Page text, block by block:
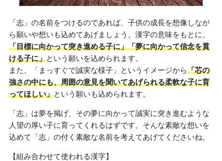
「志」の名前をつけるのであれば、子供の成長を想像しなが
ら願いや想いも込めてあげましょう。漢字の意味をもとに、
「目標に向かって突き進める子に」「夢に向かって信念を貫
ける子に」という願いを込められます。
また、「まっすぐで誠実な様子」というイメージから「芯の
強さの中にも、周囲の意見を聞いてあげられる柔軟な子に育
ってほしい」という願いも込められます。
「志」は夢を掲げ、その夢に向かって誠実に突き進むような
人望の厚い子に育ってくれるはずです。そんな素敵な想いを
込めて「志」の付く素敵な名前を考えてあげてくださいね。
【組み合わせて使われる漢字】